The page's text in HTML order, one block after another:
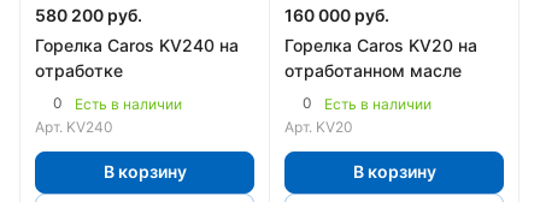
580 200 руб.
Горелка Caros KV240 на
отработке
0
Есть в наличии
Арт. KV240
В корзину
160 000 руб.
Горелка Caros KV20 на
отработанном масле
0
Есть в наличии
Арт. KV20
В корзину